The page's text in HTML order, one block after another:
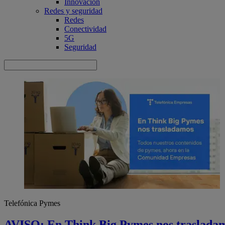
Innovación
Redes y seguridad
Redes
Conectividad
5G
Seguridad
Telefónica Pymes